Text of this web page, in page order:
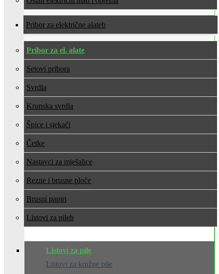
Pribor za električne alate
Pribor za el. alate
Setovi pribora
Svrdla
Krunska svrdla
Špice i sjekači
Četke
Nastavci za mješalice
Rezne i brusne ploče
Brusni papiri
Listovi za pile
Listovi za pile
Listovi za kružne pile